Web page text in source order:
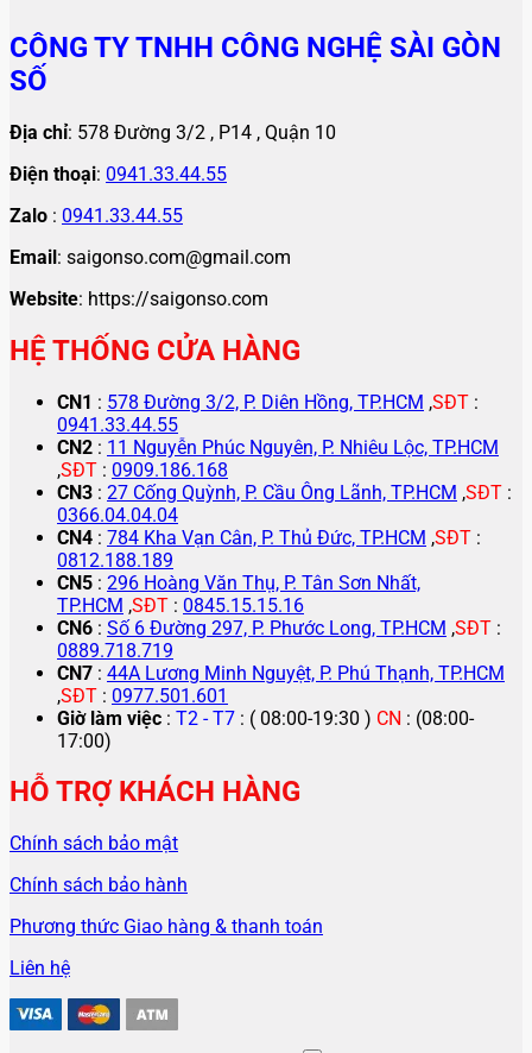
CÔNG TY TNHH CÔNG NGHỆ SÀI GÒN
SỐ
Địa chỉ: 578 Đường 3/2 , P14 , Quận 10
Điện thoại: 0941.33.44.55
Zalo : 0941.33.44.55
Email: saigonso.com@gmail.com
Website: https://saigonso.com
HỆ THỐNG CỬA HÀNG
CN1 : 578 Đường 3/2, P. Diên Hồng, TP.HCM ,SĐT :
0941.33.44.55
CN2 : 11 Nguyễn Phúc Nguyên, P. Nhiêu Lộc, TP.HCM
,SĐT : 0909.186.168
CN3 : 27 Cống Quỳnh, P. Cầu Ông Lãnh, TP.HCM ,SĐT :
0366.04.04.04
CN4 : 784 Kha Vạn Cân, P. Thủ Đức, TP.HCM ,SĐT :
0812.188.189
CN5 : 296 Hoàng Văn Thụ, P. Tân Sơn Nhất,
TP.HCM ,SĐT : 0845.15.15.16
CN6 : Số 6 Đường 297, P. Phước Long, TP.HCM ,SĐT :
0889.718.719
CN7 : 44A Lương Minh Nguyệt, P. Phú Thạnh, TP.HCM
,SĐT : 0977.501.601
Giờ làm việc : T2 - T7 : ( 08:00-19:30 ) CN : (08:00-
17:00)
HỖ TRỢ KHÁCH HÀNG
Chính sách bảo mật
Chính sách bảo hành
Phương thức Giao hàng & thanh toán
Liên hệ